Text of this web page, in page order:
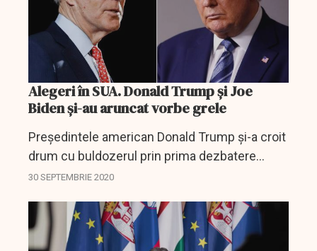
Alegeri în SUA. Donald Trump și Joe
Biden și-au aruncat vorbe grele
Preşedintele american Donald Trump şi-a croit
drum cu buldozerul prin prima dezbatere
electorală cu rivalul său democrat Joe Biden,
marcate de insulte şi...
30 SEPTEMBRIE 2020